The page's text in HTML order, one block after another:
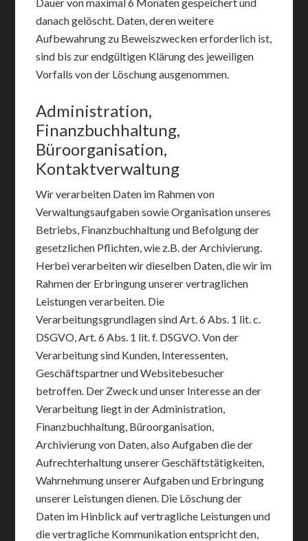
danach gelöscht. Daten, deren weitere
Aufbewahrung zu Beweiszwecken erforderlich ist,
sind bis zur endgültigen Klärung des jeweiligen
Vorfalls von der Löschung ausgenommen.
Administration,
Finanzbuchhaltung,
Büroorganisation,
Kontaktverwaltung
Wir verarbeiten Daten im Rahmen von
Verwaltungsaufgaben sowie Organisation unseres
Betriebs, Finanzbuchhaltung und Befolgung der
gesetzlichen Pflichten, wie z.B. der Archivierung.
Herbei verarbeiten wir dieselben Daten, die wir im
Rahmen der Erbringung unserer vertraglichen
Leistungen verarbeiten. Die
Verarbeitungsgrundlagen sind Art. 6 Abs. 1 lit. c.
DSGVO, Art. 6 Abs. 1 lit. f. DSGVO. Von der
Verarbeitung sind Kunden, Interessenten,
Geschäftspartner und Websitebesucher
betroffen. Der Zweck und unser Interesse an der
Verarbeitung liegt in der Administration,
Finanzbuchhaltung, Büroorganisation,
Archivierung von Daten, also Aufgaben die der
Aufrechterhaltung unserer Geschäftstätigkeiten,
Wahrnehmung unserer Aufgaben und Erbringung
unserer Leistungen dienen. Die Löschung der
Daten im Hinblick auf vertragliche Leistungen und
die vertragliche Kommunikation entspricht den,